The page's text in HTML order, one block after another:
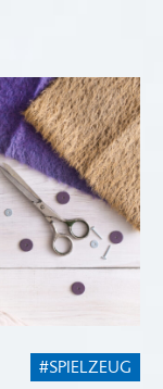
#SPIELZEUG